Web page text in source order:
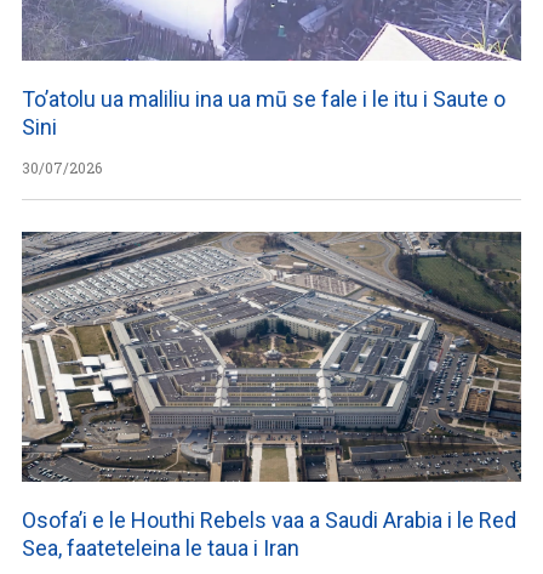
To’atolu ua maliliu ina ua mū se fale i le itu i Saute o
Sini
30/07/2026
Osofa’i e le Houthi Rebels vaa a Saudi Arabia i le Red
Sea, faateteleina le taua i Iran